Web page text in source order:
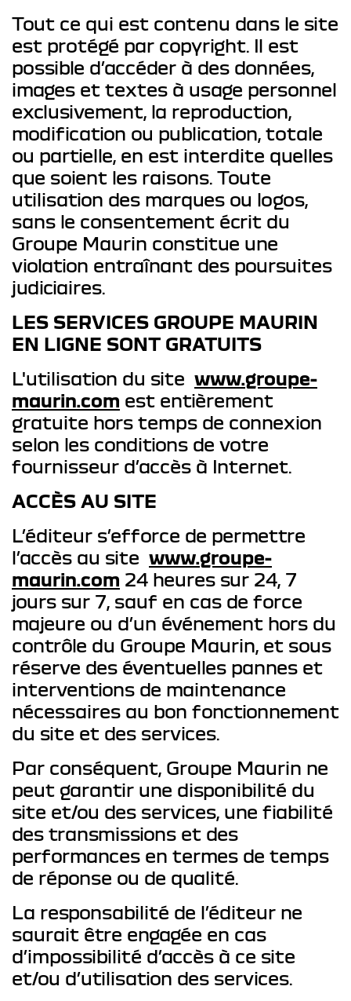
Tout ce qui est contenu dans le site
est protégé par copyright. Il est
possible d’accéder à des données,
images et textes à usage personnel
exclusivement, la reproduction,
modification ou publication, totale
ou partielle, en est interdite quelles
que soient les raisons. Toute
utilisation des marques ou logos,
sans le consentement écrit du
Groupe Maurin constitue une
violation entraînant des poursuites
judiciaires.
LES SERVICES GROUPE MAURIN
EN LIGNE SONT GRATUITS
L'utilisation du site www.groupe-
maurin.com est entièrement
gratuite hors temps de connexion
selon les conditions de votre
fournisseur d’accès à Internet.
ACCÈS AU SITE
L’éditeur s’efforce de permettre
l’accès au site www.groupe-
maurin.com 24 heures sur 24, 7
jours sur 7, sauf en cas de force
majeure ou d’un événement hors du
contrôle du Groupe Maurin, et sous
réserve des éventuelles pannes et
interventions de maintenance
nécessaires au bon fonctionnement
du site et des services.
Par conséquent, Groupe Maurin ne
peut garantir une disponibilité du
site et/ou des services, une fiabilité
des transmissions et des
performances en termes de temps
de réponse ou de qualité.
La responsabilité de l’éditeur ne
saurait être engagée en cas
d’impossibilité d’accès à ce site
et/ou d’utilisation des services.